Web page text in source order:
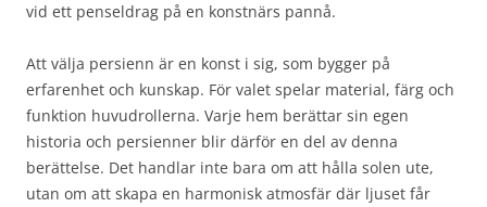
vid ett penseldrag på en konstnärs pannå.
Att välja persienn är en konst i sig, som bygger på
erfarenhet och kunskap. För valet spelar material, färg och
funktion huvudrollerna. Varje hem berättar sin egen
historia och persienner blir därför en del av denna
berättelse. Det handlar inte bara om att hålla solen ute,
utan om att skapa en harmonisk atmosfär där ljuset får